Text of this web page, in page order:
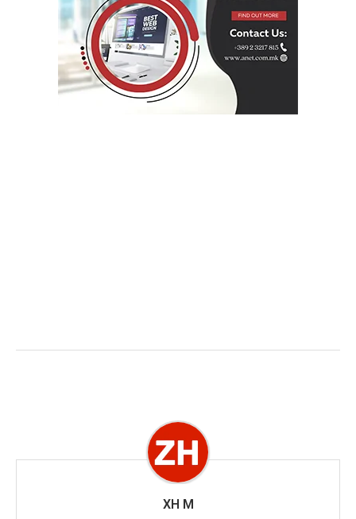
XH M